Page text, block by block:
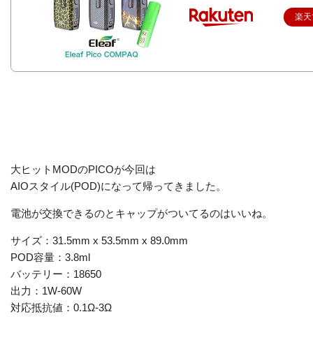
楽
大ヒットMODのPICOが今回は
AIOスタイル(POD)になって帰ってきました。
電池が交換できるのとキャップがついてるのはいいね。
サイズ：31.5mm x 53.5mm x 89.0mm
POD容量：3.8ml
バッテリー：18650
出力：1W-60W
対応抵抗値：0.1Ω-3Ω